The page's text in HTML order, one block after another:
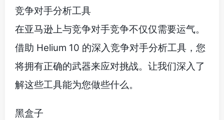
竞争对手分析工具
在亚马逊上与竞争对手竞争不仅仅需要运气。
借助 Helium 10 的深入竞争对手分析工具，您
将拥有正确的武器来应对挑战。让我们深入了
解这些工具能为您做些什么。
黑盒子